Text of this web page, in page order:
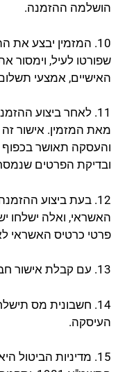
הושלמה ההזמנה.
10. המזמין יבצע
שפורטו לעיל, וימסור
האישיים, אמצעי
11. לאחר ביצוע
מאת המזמין. אישור זה
והעסקה תאושר
ובדיקת הפרטים
12. בעת ביצוע
האשראי, ואלה ישלחו
פרטי כרטיס האשראי
13. עם קבלת אישור חברת האשראי, תתבצע העסקה.
14. חשבונית מס
העיסקה.
15. מדיניות